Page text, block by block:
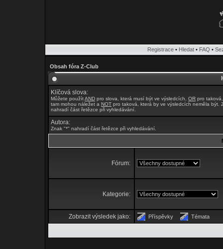
Registrace • Hledat • FAQ •
Obsah fóra Z-Club
Klíčová slova:
Můžete použítAND pro slova, která musí být ve výsledcích, OR pro
tam mohou náležet a NOT pro taková, která by ve výsledcích neměla být.
nahradí část řetězce při vyhledávání.
Autora:
Znak "*" nahradí část řetězce při vyhledávání.
Fórum:
Kategorie:
Zobrazit výsledek jako: Příspěvky Témata